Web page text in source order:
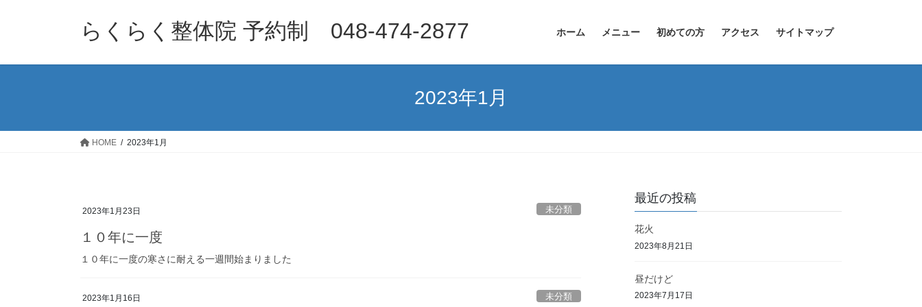
らくらく整体院 予約制 048-474-2877 ホーム メニュー 初めての方 アクセス サイトマップ
2023年1月
HOME 2023年1月
2023年1月23日 未分類
１０年に一度
１０年に一度の寒さに耐える一週間始まりました
2023年1月16日 未分類
最近の投稿
花火
2023年8月21日
昼だけど
2023年7月17日